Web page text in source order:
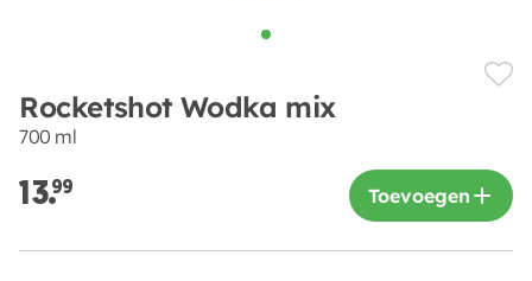
Rocketshot Wodka mix
700 ml
13.99 Toevoegen